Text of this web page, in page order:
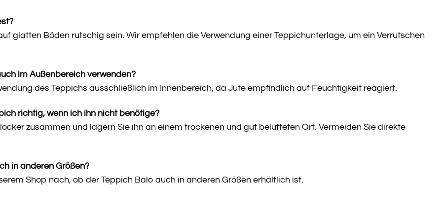
glatten Böden rutschig sein. Wir empfehlen die Verwendung einer Teppichunterlage, um ein Verrutschen
im Außenbereich verwenden?
des Teppichs ausschließlich im Innenbereich, da Jute empfindlich auf Feuchtigkeit reagiert.
richtig, wenn ich ihn nicht benötige?
zusammen und lagern Sie ihn an einem trockenen und gut belüfteten Ort. Vermeiden Sie direkte
in anderen Größen?
Shop nach, ob der Teppich Balo auch in anderen Größen erhältlich ist.